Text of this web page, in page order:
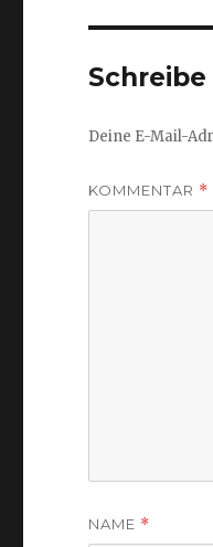
Deine E-Mail-
KOMMENTAR *
NAME *